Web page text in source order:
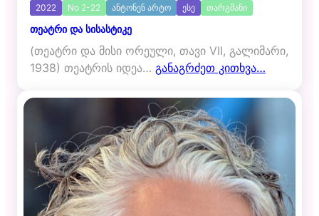
2022 No 2-22 ანტონენ არტო ესე თარგმანი
თეატრი და სისასტიკე
(თეატრი და მისი ორეული, თავი VII, გალიმარი,
1938) თეატრის იდეა… განაგრძეთ კითხვა…